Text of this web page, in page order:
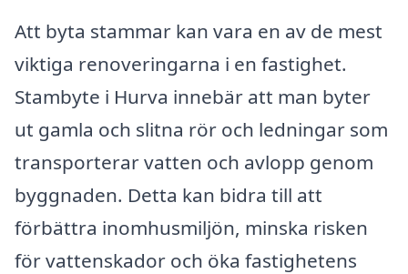
Att byta stammar kan vara en av de mest
viktiga renoveringarna i en fastighet.
Stambyte i Hurva innebär att man byter
ut gamla och slitna rör och ledningar som
transporterar vatten och avlopp genom
byggnaden. Detta kan bidra till att
förbättra inomhusmiljön, minska risken
för vattenskador och öka fastighetens